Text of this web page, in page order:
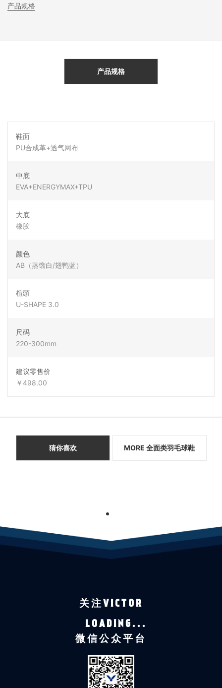
产品规格
产品规格
鞋面
PU合成革+透气网布
中底
EVA+ENERGYMAX+TPU
大底
橡胶
颜色
AB（蒸馏白/翅鸭蓝）
楦頭
U-SHAPE 3.0
尺码
220-300mm
建议零售价
￥498.00
猜你喜欢 MORE 全面类羽毛球鞋
1
关注VICTOR
LOADING...
微信公众平台